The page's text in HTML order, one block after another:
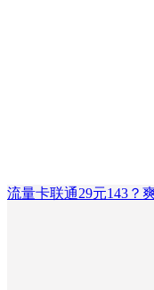
流量卡联通29元143？